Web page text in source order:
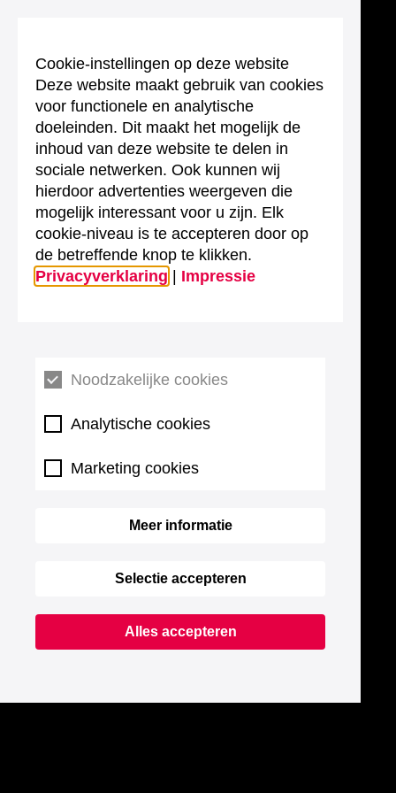
Cookie-instellingen op deze website
Deze website maakt gebruik van cookies
voor functionele en analytische
doeleinden. Dit maakt het mogelijk de
inhoud van deze website te delen in
sociale netwerken. Ook kunnen wij
hierdoor advertenties weergeven die
mogelijk interessant voor u zijn. Elk
cookie-niveau is te accepteren door op
de betreffende knop te klikken.
Privacyverklaring
Impressie
Noodzakelijke cookies
Analytische cookies
Marketing cookies
Meer informatie
Selectie accepteren
Alles accepteren